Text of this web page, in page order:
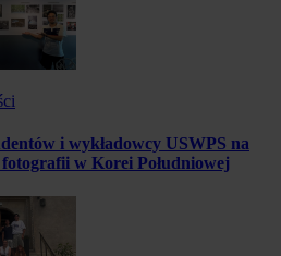
i wykładowcy USWPS na
w Korei Południowej